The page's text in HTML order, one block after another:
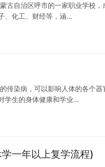
古自治区呼市的一家职业学校
、化工、财经等，涵…
传染病，可以影响人体的各个
学生的身体健康和学业…
一年以上复学流程)